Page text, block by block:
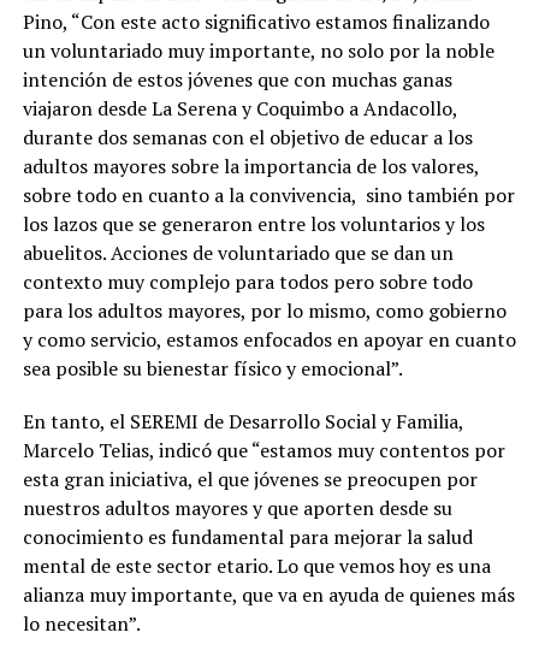
Pino, “Con este acto significativo estamos finalizando
un voluntariado muy importante, no solo por la noble
intención de estos jóvenes que con muchas ganas
viajaron desde La Serena y Coquimbo a Andacollo,
durante dos semanas con el objetivo de educar a los
adultos mayores sobre la importancia de los valores,
sobre todo en cuanto a la convivencia, sino también por
los lazos que se generaron entre los voluntarios y los
abuelitos. Acciones de voluntariado que se dan un
contexto muy complejo para todos pero sobre todo
para los adultos mayores, por lo mismo, como gobierno
y como servicio, estamos enfocados en apoyar en cuanto
sea posible su bienestar físico y emocional”.
En tanto, el SEREMI de Desarrollo Social y Familia,
Marcelo Telias, indicó que “estamos muy contentos por
esta gran iniciativa, el que jóvenes se preocupen por
nuestros adultos mayores y que aporten desde su
conocimiento es fundamental para mejorar la salud
mental de este sector etario. Lo que vemos hoy es una
alianza muy importante, que va en ayuda de quienes más
lo necesitan”.